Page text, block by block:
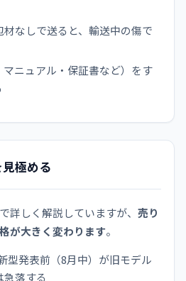
なしで送ると、輸送中の傷で
ニュアル・保証書など）をす
極める
で詳しく解説していますが、 売り
が大きく変わります。
型発表前（8月中）が旧モデル
落する